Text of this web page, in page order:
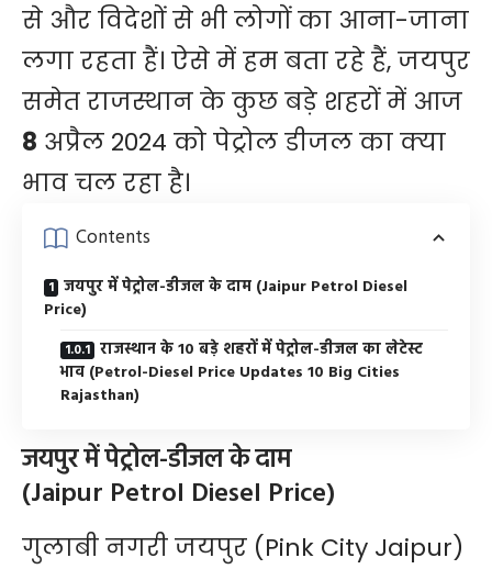
से और विदेशों से भी लोगों का आना-जाना
लगा रहता हैं। ऐसे में हम बता रहे हैं, जयपुर
समेत राजस्थान के कुछ बड़े शहरों में आज
8 अप्रैल 2024 को पेट्रोल डीजल का क्या
भाव चल रहा है।
Contents
जयपुर में पेट्रोल-डीजल के दाम (Jaipur Petrol Diesel
Price)
राजस्थान के 10 बड़े शहरों में पेट्रोल-डीजल का लेटेस्ट
भाव (Petrol-Diesel Price Updates 10 Big Cities
Rajasthan)
जयपुर में पेट्रोल-डीजल के दाम
(Jaipur Petrol Diesel Price)
गुलाबी नगरी जयपुर (Pink City Jaipur)